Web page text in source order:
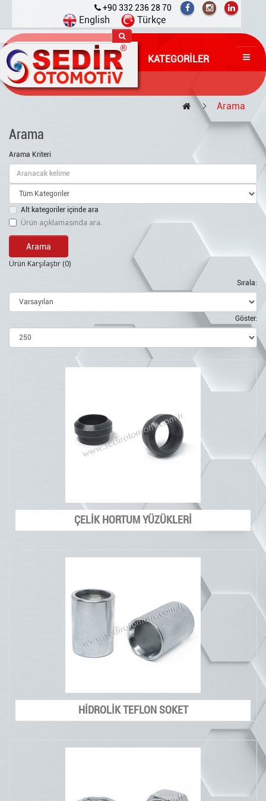
+90 332 236 28 70
English Türkçe
KATEGORILER
Arama
Arama
Arama Kriteri
Alt kategoriler içinde ara
Ürün açıklamasında ara.
Ürün Karşılaştır (0)
Sırala:
Göster:
ÇELİK HORTUM YÜZÜKLERİ
HİDROLİK TEFLON SOKET